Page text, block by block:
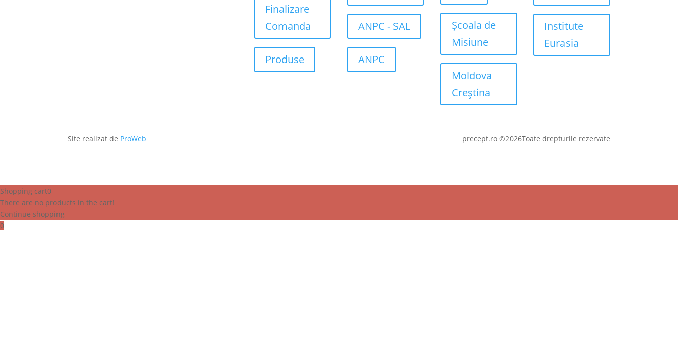
Finalizare
Comanda
Produse
ANPC - SAL
ANPC
Școala de
Misiune
Moldova
Creștina
Institute
Eurasia
Site realizat de ProWeb precept.ro ©2026Toate drepturile rezervate
Shopping cart0
There are no products in the cart!
Continue shopping
0